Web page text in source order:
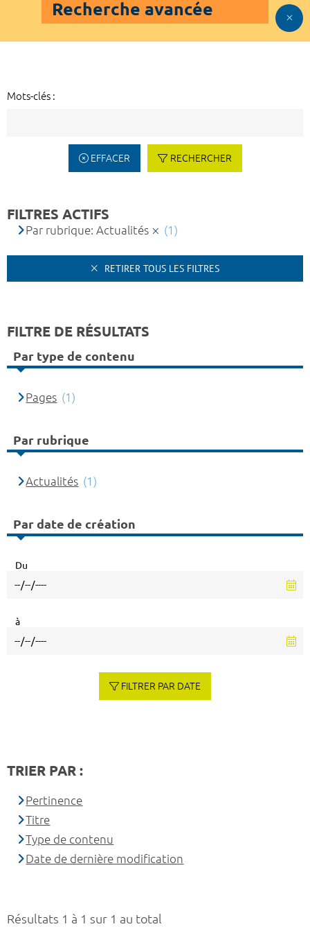
Recherche avancée
Mots-clés :
EFFACER RECHERCHER
Résultats 1 à 1 sur 1 au total
FILTRES ACTIFS
Par rubrique: Actualités (1)
RETIRER TOUS LES FILTRES
FILTRE DE RÉSULTATS
Par type de contenu
Pages (1)
Par rubrique
Actualités (1)
Par date de création
Du
à
FILTRER PAR DATE
TRIER PAR :
Pertinence
Titre
Type de contenu
Date de dernière modification